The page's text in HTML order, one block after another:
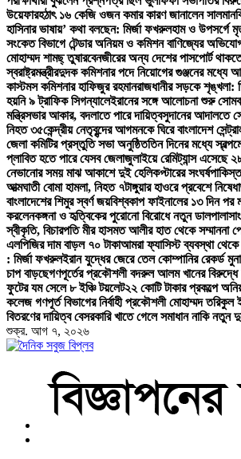
উয়েফারহঠাৎ ১৬ কেজি ওজন কমার কারণ জানালেন সালমান
হাসিনার ভাষায়’ কথা বলছেন: মির্জা ফখরুলহাম ও উপসর্গে
সংকেত বিভাগে টেন্ডার অনিয়ম ও কমিশন বাণিজ্যের
মোহাম্মদ শামছ্ তুষারবেনজীরের অন্য দেশের পাসপোর্ট
স্বরাষ্ট্রমন্ত্রীরদুদক কমিশনার পদে নিয়োগের গুঞ্জনের মধ্যে
কাস্টমস কমিশনার হাফিজুর রহমানরাজধানীর সড়কে শৃঙ্খলা:
হয়নি ৯ ট্রাফিক সিগন্যালেইরানের সঙ্গে আলোচনা শুরু
মন্ত্রিসভার আকার, বদলাতে পারে দায়িত্বসুদানের আদালতে
নিহত ৩৫কেন্দ্রীয় নেতৃবৃন্দের আগমনকে ঘিরে বাংলাদেশ
জেলা কমিটির প্রস্তুতি সভা অনুষ্ঠিততিন দিনের মধ্যে
প্লাবিত হতে পারে যেসব জেলাজুলাইয়ে রেমিট্যান্স এসেছে
নেভানোর সময় মাঝ আকাশে দুই হেলিকপ্টারের সংঘর্ষ
আত্মঘাতী বোমা হামলা, নিহত ৭টাঙ্গুয়ার হাওরে প্রবেশে
বাংলাদেশের শিমুর স্বর্ণ জয়বিশ্বকাপ ফাইনালের ১৩ দিন পর
করলেনকঙ্গনা ও হৃত্বিকের পুরোনো বিরোধে নতুন ডালপালা
স্বীকৃতি, বিচারপতি মীর হাসমত আলীর হাত থেকে সম্মাননা
এলপিজির দাম বাড়ল ৭০ টাকাআমরা ফ্যাসিস্ট ব্যবস্থা
: মির্জা ফখরুলইরান যুদ্ধের জেরে তেল কোম্পানির রেকর্ড
চাপ বাড়ছেগণপূর্তের প্রকৌশলী বদরুল আলম খানের
ফুটের যম সেলে ৮ ইঞ্চি টয়লেট২২ কোটি টাকার প্রকল্পে
কলেজ গণপূর্ত বিভাগের নির্বাহী প্রকৌশলী মোহাম্মদ
বিতরণের দায়িত্ব বেসরকারি খাতে গেলে সমাধান নাকি নতুন
শুক্র. আগ ৭, ২০২৬
বাংলা নিউজ পেপার